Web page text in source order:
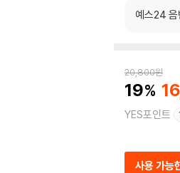
예스24 음
20,800원
19
YES포인트
사용 가능